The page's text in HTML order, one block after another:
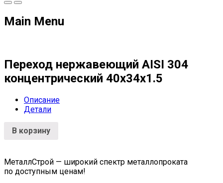
Main Menu
Переход нержавеющий AISI 304
концентрический 40х34х1.5
Описание
Детали
В корзину
МеталлСтрой — широкий спектр металлопроката
по доступным ценам!